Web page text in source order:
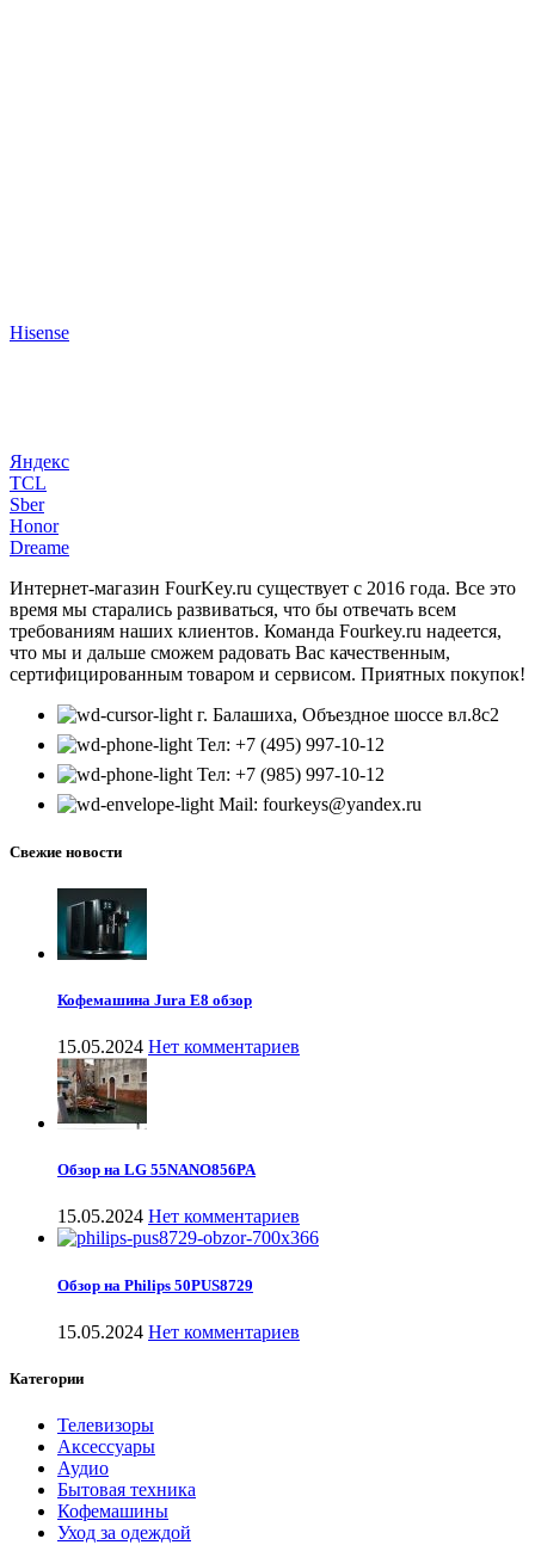
Hisense
Яндекс
TCL
Sber
Honor
Dreame
Интернет-магазин FourKey.ru существует с 2016 года. Все это
время мы старались развиваться, что бы отвечать всем
требованиям наших клиентов. Команда Fourkey.ru надеется,
что мы и дальше сможем радовать Вас качественным,
сертифицированным товаром и сервисом. Приятных покупок!
г. Балашиха, Объездное шоссе вл.8c2
Тел: +7 (495) 997-10-12
Тел: +7 (985) 997-10-12
Mail: fourkeys@yandex.ru
Свежие новости
Кофемашина Jura E8 обзор
15.05.2024 Нет комментариев
Обзор на LG 55NANO856PA
15.05.2024 Нет комментариев
Обзор на Philips 50PUS8729
15.05.2024 Нет комментариев
Категории
Телевизоры
Аксессуары
Аудио
Бытовая техника
Кофемашины
Уход за одеждой